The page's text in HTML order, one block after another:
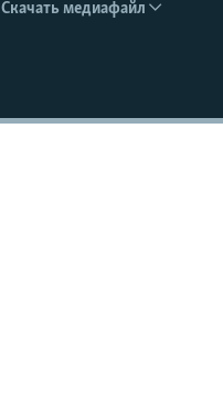
EMBED
Скачать медиафайл